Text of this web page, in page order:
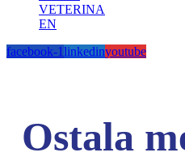
VETERINA
EN
facebook-1linkedinyoutube
Ostala